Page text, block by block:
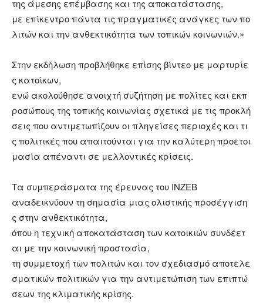
της άμεσης επέμβασης και της αποκατάστασης,
με επίκεντρο πάντα τις πραγματικές ανάγκες των πο
λιτών και την ανθεκτικότητα των τοπικών κοινωνιών.»
Στην εκδήλωση προβλήθηκε επίσης βίντεο με μαρτυρίε
ς κατοίκων,
ενώ ακολούθησε ανοιχτή συζήτηση με πολίτες και εκπ
ροσώπους της τοπικής κοινωνίας σχετικά με τις προκλή
σεις που αντιμετωπίζουν οι πληγείσες περιοχές και τι
ς πολιτικές που απαιτούνται για την καλύτερη προετοι
μασία απέναντι σε μελλοντικές κρίσεις.
Τα συμπεράσματα της έρευνας του INZEB
αναδεικνύουν τη σημασία μιας ολιστικής προσέγγιση
ς στην ανθεκτικότητα,
όπου η τεχνική αποκατάσταση των κατοικιών συνδέετ
αι με την κοινωνική προστασία,
τη συμμετοχή των πολιτών και τον σχεδιασμό αποτελε
σματικών πολιτικών για την αντιμετώπιση των επιπτώ
σεων της κλιματικής κρίσης.